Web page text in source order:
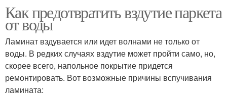
Как предотвратить вздутие паркета
от воды
Ламинат вздувается или идет волнами не только от
воды. В редких случаях вздутие может пройти само, но,
скорее всего, напольное покрытие придется
ремонтировать. Вот возможные причины вспучивания
ламината: